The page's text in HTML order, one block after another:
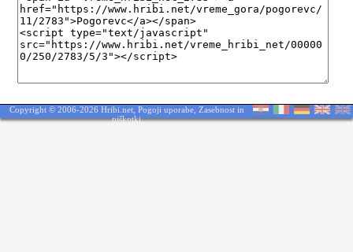
Copyright © 2006-2026 Hribi.net, Pogoji uporabe, Zasebnost in
piškotki